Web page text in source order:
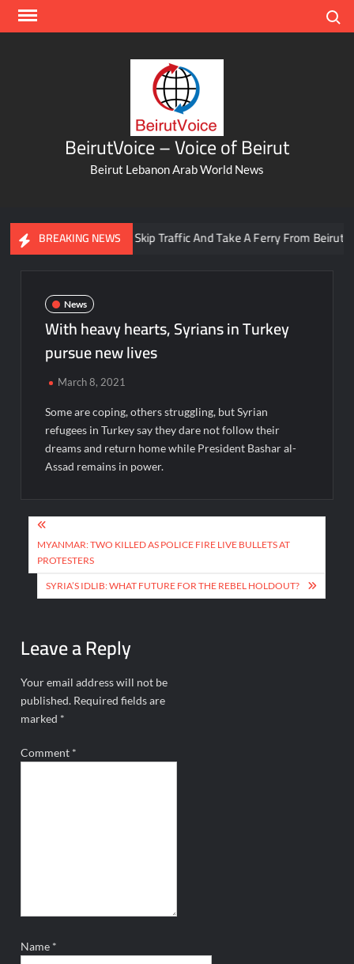
Skip
BeirutVoice – Voice of Beirut
Beirut Lebanon Arab World News
BREAKING NEWS
You Can Now Skip Traffic And Take A Ferry From Beirut To
News
With heavy hearts, Syrians in Turkey
pursue new lives
March 8, 2021
Some are coping, others struggling, but Syrian
refugees in Turkey say they dare not follow their
dreams and return home while President Bashar al-
Assad remains in power.
Post
navigation
MYANMAR: TWO KILLED AS POLICE FIRE LIVE BULLETS AT
PROTESTERS
SYRIA’S IDLIB: WHAT FUTURE FOR THE REBEL HOLDOUT?
Leave a Reply
Your email address will not be
published. Required fields are
marked *
Comment *
Name *